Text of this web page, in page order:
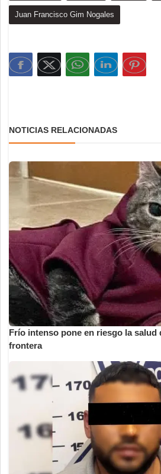
Juan Francisco Gim Nogales
NOTICIAS RELACIONADAS
Frío intenso pone en riesgo la salud
frontera